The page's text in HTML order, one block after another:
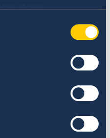
på området inom
kan dra lärdomar från